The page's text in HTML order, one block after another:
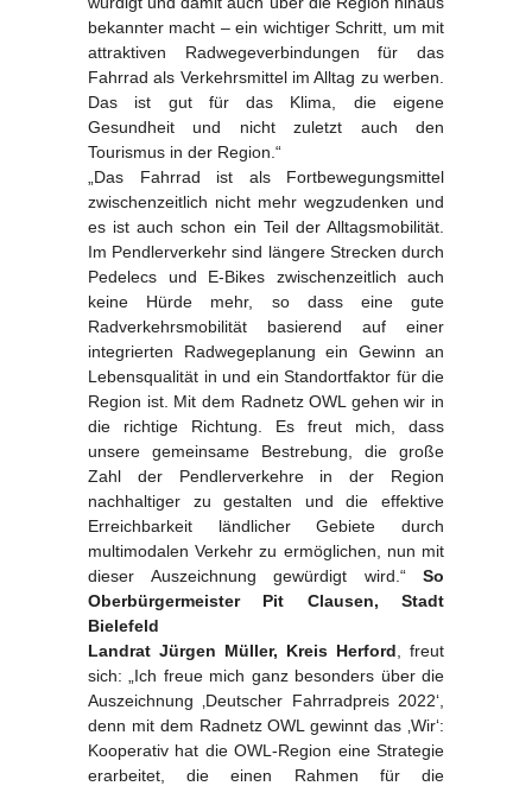
bekannter macht – ein wichtiger Schritt, um mit
attraktiven Radwegeverbindungen für das
Fahrrad als Verkehrsmittel im Alltag zu werben.
Das ist gut für das Klima, die eigene
Gesundheit und nicht zuletzt auch den
Tourismus in der Region.“
„Das Fahrrad ist als Fortbewegungsmittel
zwischenzeitlich nicht mehr wegzudenken und
es ist auch schon ein Teil der Alltagsmobilität.
Im Pendlerverkehr sind längere Strecken durch
Pedelecs und E-Bikes zwischenzeitlich auch
keine Hürde mehr, so dass eine gute
Radverkehrsmobilität basierend auf einer
integrierten Radwegeplanung ein Gewinn an
Lebensqualität in und ein Standortfaktor für die
Region ist. Mit dem Radnetz OWL gehen wir in
die richtige Richtung. Es freut mich, dass
unsere gemeinsame Bestrebung, die große
Zahl der Pendlerverkehre in der Region
nachhaltiger zu gestalten und die effektive
Erreichbarkeit ländlicher Gebiete durch
multimodalen Verkehr zu ermöglichen, nun mit
dieser Auszeichnung gewürdigt wird.“ So
Oberbürgermeister Pit Clausen, Stadt
Bielefeld
Landrat Jürgen Müller, Kreis Herford , freut
sich: „Ich freue mich ganz besonders über die
Auszeichnung ‚Deutscher Fahrradpreis 2022‘,
denn mit dem Radnetz OWL gewinnt das ‚Wir‘:
Kooperativ hat die OWL-Region eine Strategie
erarbeitet, die einen Rahmen für die